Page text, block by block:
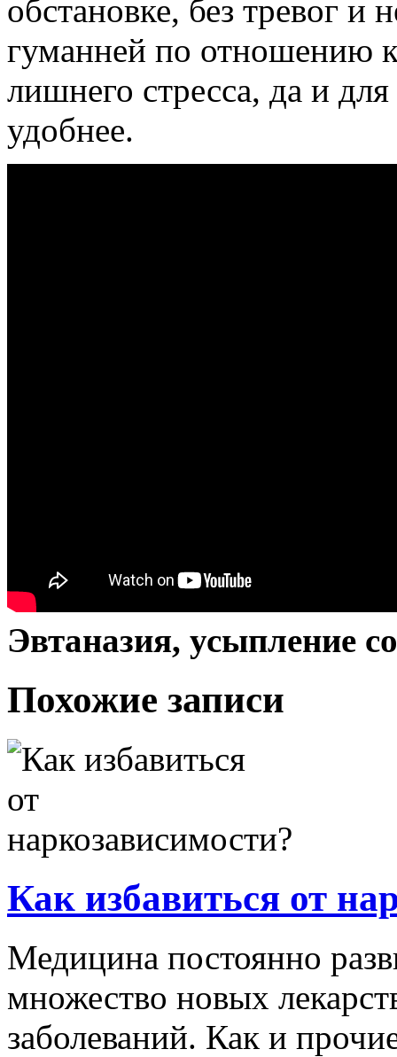
обстановке, без тревог и
гуманней по отношению
лишнего стресса, да и
удобнее.
Эвтаназия, усыпление
Похожие записи
Как избавиться от
Медицина постоянно
множество новых
заболеваний. Как и